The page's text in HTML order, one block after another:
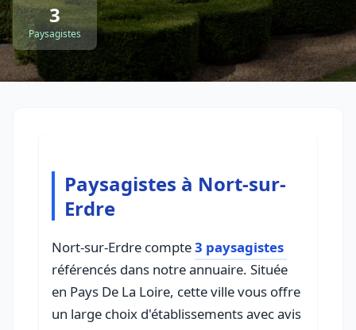
3
Paysagistes
Paysagistes à Nort-sur-
Erdre
Nort-sur-Erdre compte3 paysagistes
référencés dans notre annuaire. Située
en Pays De La Loire, cette ville vous offre
un large choix d'établissements avec avis